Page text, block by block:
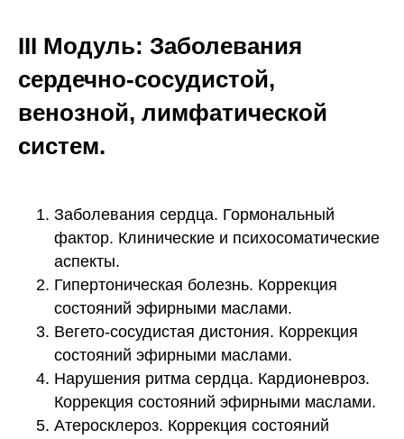
III Модуль: Заболевания
сердечно-сосудистой,
венозной, лимфатической
систем.
Заболевания сердца. Гормональный
фактор. Клинические и психосоматические
аспекты.
Гипертоническая болезнь. Коррекция
состояний эфирными маслами.
Вегето-сосудистая дистония. Коррекция
состояний эфирными маслами.
Нарушения ритма сердца. Кардионевроз.
Коррекция состояний эфирными маслами.
Атеросклероз. Коррекция состояний